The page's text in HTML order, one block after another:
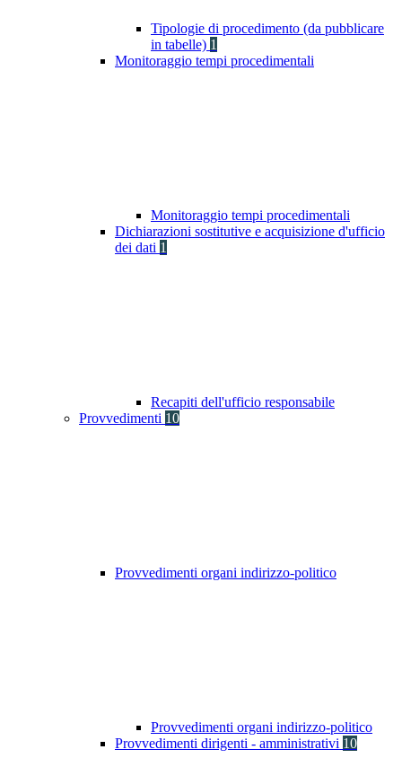
Tipologie di procedimento (da pubblicare
in tabelle) 1
Monitoraggio tempi procedimentali
Monitoraggio tempi procedimentali
Dichiarazioni sostitutive e acquisizione d'ufficio
dei dati 1
Recapiti dell'ufficio responsabile
Provvedimenti 10
Provvedimenti organi indirizzo-politico
Provvedimenti organi indirizzo-politico
Provvedimenti dirigenti - amministrativi 10